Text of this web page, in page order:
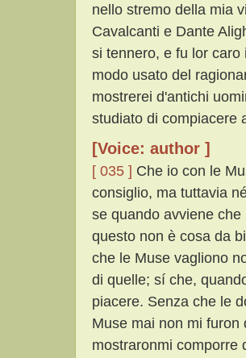
nello stremo della mia
Cavalcanti e Dante
si tennero, e fu lor
modo usato del
mostrerei d'antichi
studiato di compiacere
[Voice: author ]
[ 035 ] Che io con le
consiglio, ma tuttavia
se quando avviene
questo non è cosa da
che le Muse vagliono
di quelle; sí che,
piacere. Senza che le
Muse mai non mi
mostraronmi comporre